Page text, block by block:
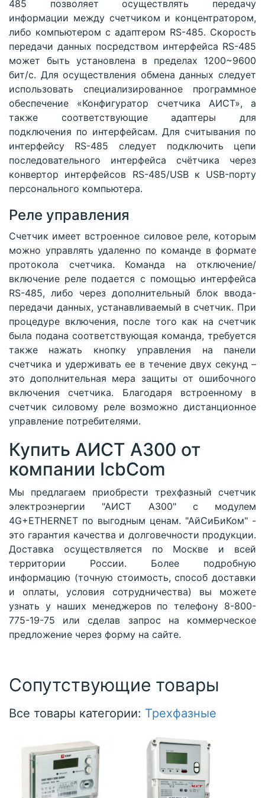
485 позволяет осуществлять передачу
информации между счетчиком и концентратором,
либо компьютером с адаптером RS-485. Скорость
передачи данных посредством интерфейса RS-485
может быть установлена в пределах 1200~9600
бит/с. Для осуществления обмена данных следует
использовать специализированное программное
обеспечение «Конфигуратор счетчика АИСТ», а
также соответствующие адаптеры для
подключения по интерфейсам. Для считывания по
интерфейсу RS-485 следует подключить цепи
последовательного интерфейса счётчика через
конвертор интерфейсов RS-485/USB к USB-порту
персонального компьютера.
Реле управления
Счетчик имеет встроенное силовое реле, которым
можно управлять удаленно по команде в формате
протокола счетчика. Команда на отключение/
включение реле подается с помощью интерфейса
RS-485, либо через дополнительный блок ввода-
передачи данных, устанавливаемый в счетчик. При
процедуре включения, после того как на счетчик
была подана соответствующая команда, требуется
также нажать кнопку управления на панели
счетчика и удерживать ее в течение двух секунд –
это дополнительная мера защиты от ошибочного
включения счетчика. Благодаря встроенному в
счетчик силовому реле возможно дистанционное
управление потребителями.
Купить АИСТ А300 от
компании IcbCom
Мы предлагаем приобрести трехфазный счетчик
электроэнергии "АИСТ А300" с модулем
4G+ETHERNET по выгодным ценам. "АйСиБиКом" -
это гарантия качества и долговечности продукции.
Доставка осуществляется по Москве и всей
территории России. Более подробную
информацию (точную стоимость, способ доставки
и оплаты, условия сотрудничества) вы можете
узнать у наших менеджеров по телефону 8-800-
775-19-75 или сделав запрос на коммерческое
предложение через форму на сайте. ​
Сопутствующие товары
Все товары категории: Трехфазные